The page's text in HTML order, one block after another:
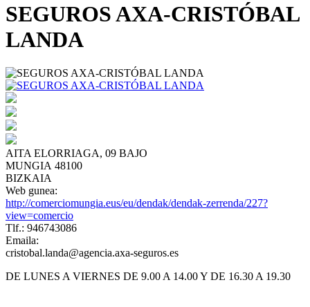
SEGUROS AXA-CRISTÓBAL
LANDA
AITA ELORRIAGA, 09 BAJO
MUNGIA 48100
BIZKAIA
Web gunea:
http://comerciomungia.eus/eu/dendak/dendak-zerrenda/227?
view=comercio
Tlf.: 946743086
Emaila:
cristobal.landa@agencia.axa-seguros.es
DE LUNES A VIERNES DE 9.00 A 14.00 Y DE 16.30 A 19.30